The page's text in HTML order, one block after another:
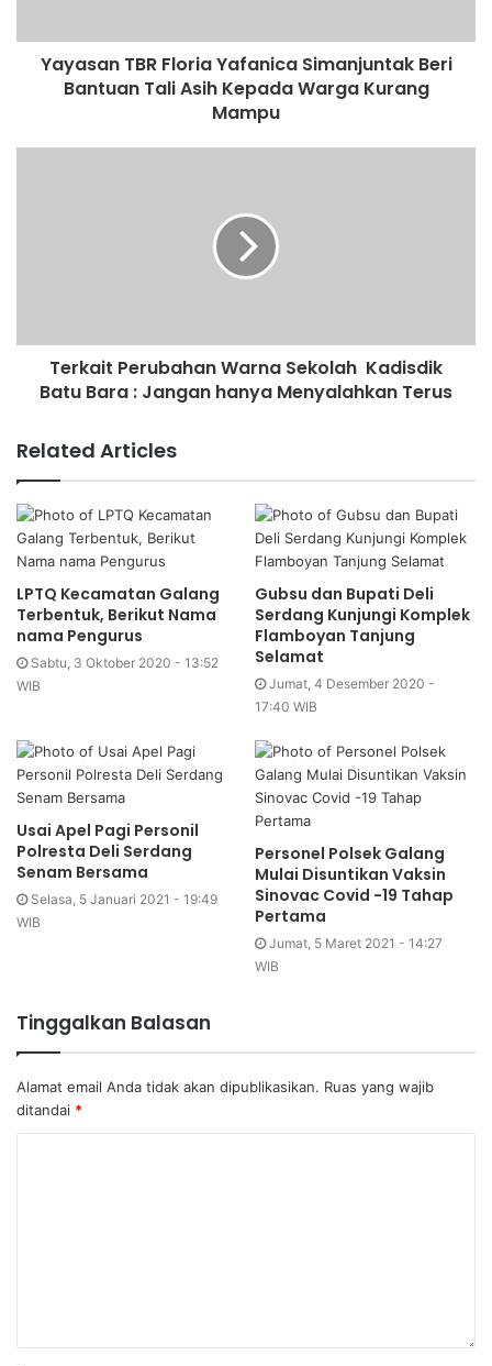
Yayasan TBR Floria Yafanica Simanjuntak Beri
Bantuan Tali Asih Kepada Warga Kurang
Mampu
Terkait Perubahan Warna Sekolah Kadisdik
Batu Bara : Jangan hanya Menyalahkan Terus
Related Articles
LPTQ Kecamatan Galang
Terbentuk, Berikut Nama
nama Pengurus
Sabtu, 3 Oktober 2020 - 13:52
WIB
Gubsu dan Bupati Deli
Serdang Kunjungi Komplek
Flamboyan Tanjung
Selamat
Jumat, 4 Desember 2020 -
17:40 WIB
Usai Apel Pagi Personil
Polresta Deli Serdang
Senam Bersama
Selasa, 5 Januari 2021 - 19:49
WIB
Personel Polsek Galang
Mulai Disuntikan Vaksin
Sinovac Covid -19 Tahap
Pertama
Jumat, 5 Maret 2021 - 14:27
WIB
Tinggalkan Balasan
Alamat email Anda tidak akan dipublikasikan. Ruas yang wajib
ditandai *